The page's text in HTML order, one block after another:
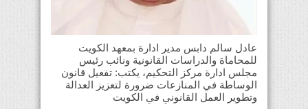
عادل سالم دابس مدير ادارة بمعهد الكويت
للمحاماة والدراسات القانونية ونائب رئيس
مجلس ادارة مركز التحكيم، يكتب: تفعيل قانون
الوساطة في المنازعات ضرورة لتعزيز العدالة
وتطوير العمل القانوني في الكويت